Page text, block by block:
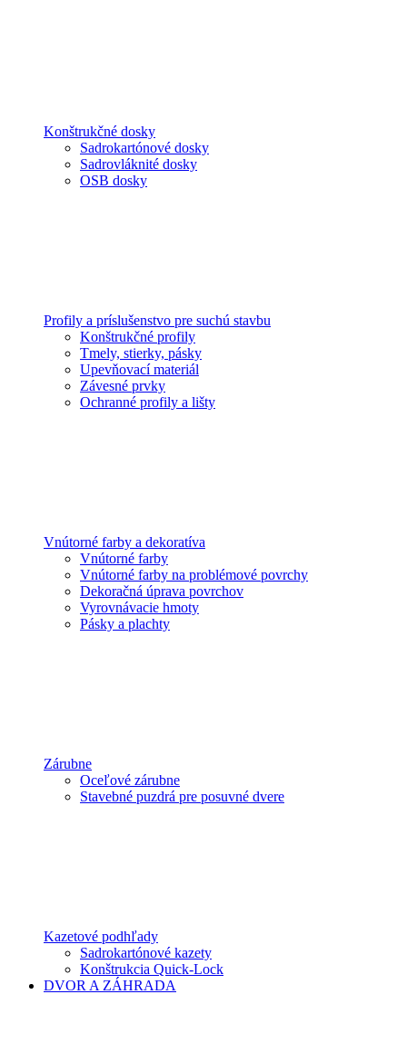
Konštrukčné dosky
Sadrokartónové dosky
Sadrovláknité dosky
OSB dosky
Profily a príslušenstvo pre suchú stavbu
Konštrukčné profily
Tmely, stierky, pásky
Upevňovací materiál
Závesné prvky
Ochranné profily a lišty
Vnútorné farby a dekoratíva
Vnútorné farby
Vnútorné farby na problémové povrchy
Dekoračná úprava povrchov
Vyrovnávacie hmoty
Pásky a plachty
Zárubne
Oceľové zárubne
Stavebné puzdrá pre posuvné dvere
Kazetové podhľady
Sadrokartónové kazety
Konštrukcia Quick-Lock
DVOR A ZÁHRADA